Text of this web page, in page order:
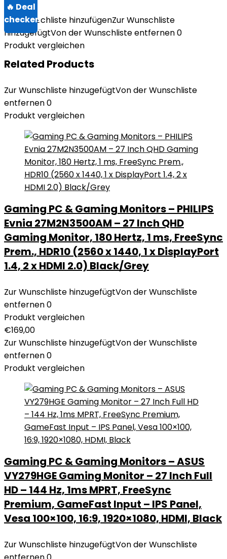
Zur Wunschliste hinzufügenZur Wunschliste
hinzugefügtVon der Wunschliste entfernen0
Produkt vergleichen
Related Products
Zur Wunschliste hinzugefügtVon der Wunschliste
entfernen0
Produkt vergleichen
Gaming PC & Gaming Monitors – PHILIPS
Evnia 27M2N3500AM – 27 Inch QHD
Gaming Monitor, 180 Hertz, 1 ms, FreeSync
Prem., HDR10 (2560 x 1440, 1 x DisplayPort
1.4, 2 x HDMI 2.0) Black/Grey
Zur Wunschliste hinzugefügtVon der Wunschliste
entfernen0
Produkt vergleichen
€169,00
Zur Wunschliste hinzugefügtVon der Wunschliste
entfernen0
Produkt vergleichen
Gaming PC & Gaming Monitors – ASUS
VY279HGE Gaming Monitor – 27 Inch Full
HD – 144 Hz, 1ms MPRT, FreeSync
Premium, GameFast Input – IPS Panel,
Vesa 100×100, 16:9, 1920×1080, HDMI, Black
Zur Wunschliste hinzugefügtVon der Wunschliste